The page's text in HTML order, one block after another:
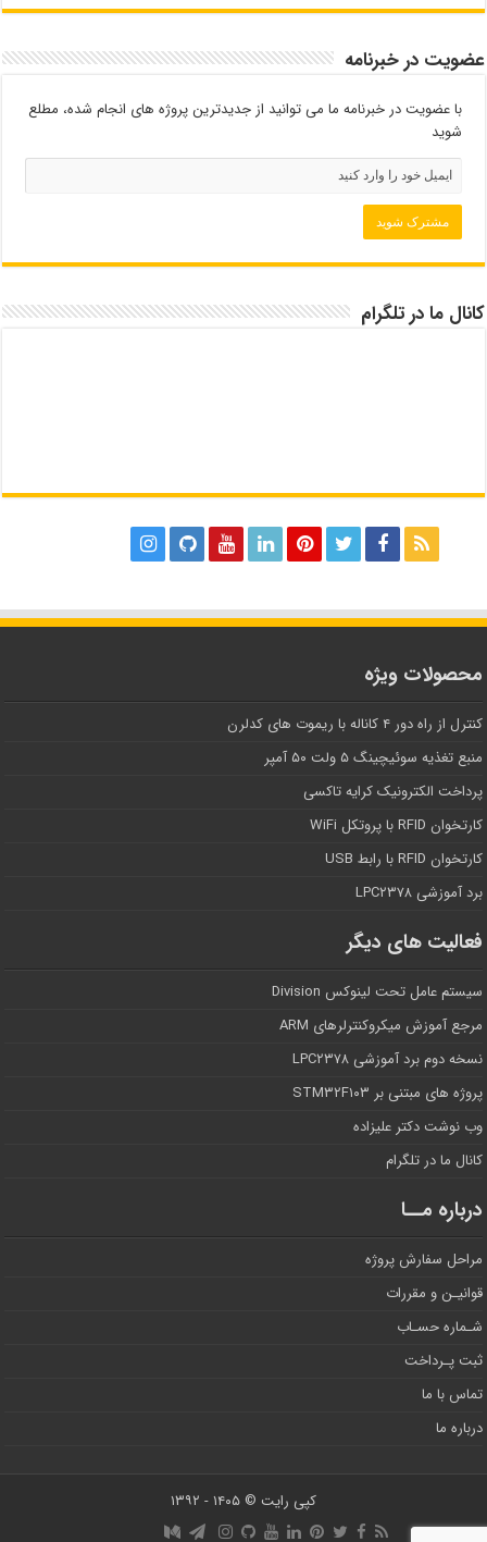
عضویت در خبرنامه
با عضویت در خبرنامه ما می توانید از جدیدترین پروژه های انجام شده، مطلع
شوید
کانال ما در تلگرام
محصولات ویژه
کنترل از راه دور ۴ کاناله با ریموت های کدلرن
منبع تغذیه سوئیچینگ ۵ ولت ۵۰ آمپر
پرداخت الکترونیک کرایه تاکسی
کارتخوان RFID با پروتکل WiFi
کارتخوان RFID با رابط USB
برد آموزشی LPC۲۳۷۸
فعالیت های دیگر
سیستم عامل تحت لینوکس Division
مرجع آموزش میکروکنترلرهای ARM
نسخه دوم برد آموزشی LPC۲۳۷۸
پروژه های مبتنی بر STM۳۲F۱۰۳
وب نوشت دکتر علیزاده
کانال ما در تلگرام
درباره مــا
مراحل سفارش پروژه
قوانیـن و مقررات
شـماره حسـاب
ثبت پـرداخت
تماس با ما
درباره ما
کپی رایت © ۱۴۰۵ - ۱۳۹۲